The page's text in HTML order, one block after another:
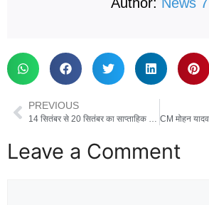
PREVIOUS
14 सितंबर से 20 सितंबर का साप्ताहिक राशिफल: एक क्लिक में जानिए कैसा रहेगा आने वाला नया सप्ताह
Leave a Comment